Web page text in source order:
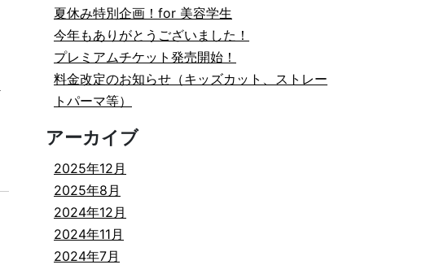
夏休み特別企画！for 美容学生
今年もありがとうございました！
プレミアムチケット発売開始！
料金改定のお知らせ（キッズカット、ストレー
トパーマ等）
アーカイブ
2025年12月
2025年8月
2024年12月
2024年11月
2024年7月